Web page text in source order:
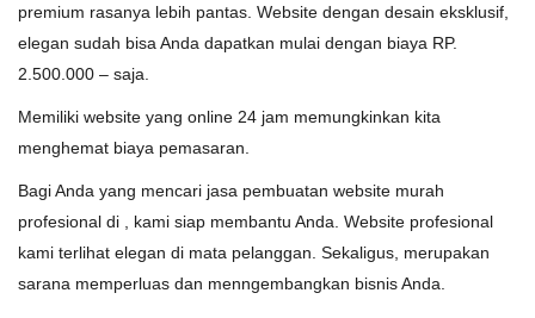
premium rasanya lebih pantas. Website dengan desain eksklusif,
elegan sudah bisa Anda dapatkan mulai dengan biaya RP.
2.500.000 – saja.
Memiliki website yang online 24 jam memungkinkan kita
menghemat biaya pemasaran.
Bagi Anda yang mencari jasa pembuatan website murah
profesional di , kami siap membantu Anda. Website profesional
kami terlihat elegan di mata pelanggan. Sekaligus, merupakan
sarana memperluas dan menngembangkan bisnis Anda.